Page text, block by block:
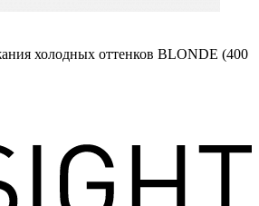
холодных оттенков BLONDE (400